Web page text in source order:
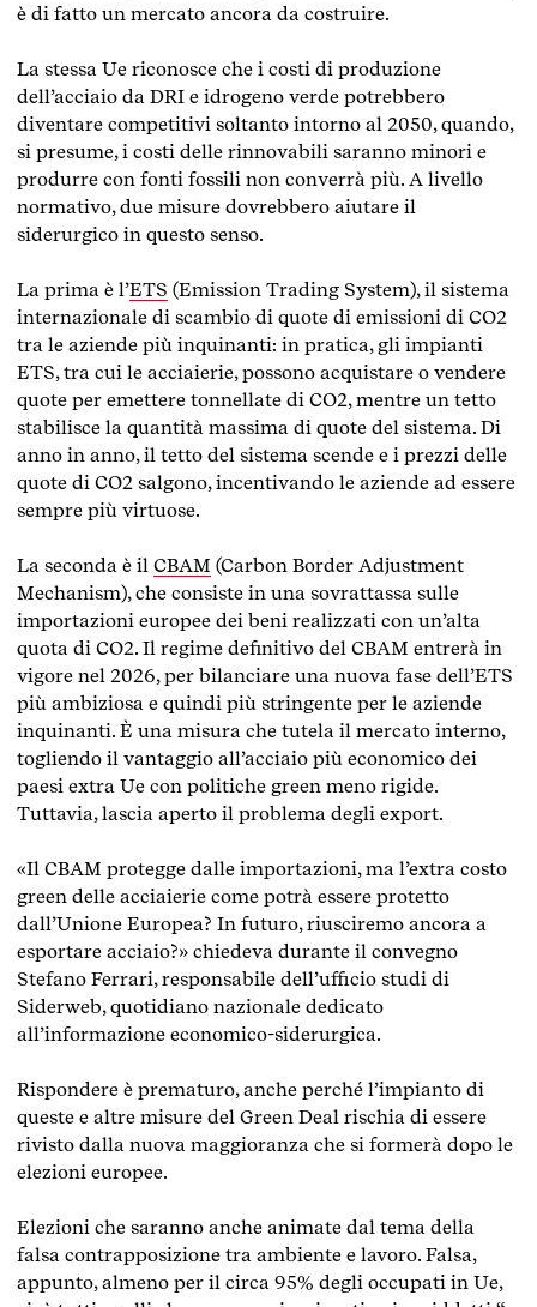
è di fatto un mercato ancora da costruire.
La stessa Ue riconosce che i costi di produzione
dell’acciaio da DRI e idrogeno verde potrebbero
diventare competitivi soltanto intorno al 2050, quando,
si presume, i costi delle rinnovabili saranno minori e
produrre con fonti fossili non converrà più. A livello
normativo, due misure dovrebbero aiutare il
siderurgico in questo senso.
La prima è l’ETS (Emission Trading System), il sistema
internazionale di scambio di quote di emissioni di CO2
tra le aziende più inquinanti: in pratica, gli impianti
ETS, tra cui le acciaierie, possono acquistare o vendere
quote per emettere tonnellate di CO2, mentre un tetto
stabilisce la quantità massima di quote del sistema. Di
anno in anno, il tetto del sistema scende e i prezzi delle
quote di CO2 salgono, incentivando le aziende ad essere
sempre più virtuose.
La seconda è il CBAM (Carbon Border Adjustment
Mechanism), che consiste in una sovrattassa sulle
importazioni europee dei beni realizzati con un’alta
quota di CO2. Il regime definitivo del CBAM entrerà in
vigore nel 2026, per bilanciare una nuova fase dell’ETS
più ambiziosa e quindi più stringente per le aziende
inquinanti. È una misura che tutela il mercato interno,
togliendo il vantaggio all’acciaio più economico dei
paesi extra Ue con politiche green meno rigide.
Tuttavia, lascia aperto il problema degli export.
«Il CBAM protegge dalle importazioni, ma l’extra costo
green delle acciaierie come potrà essere protetto
dall’Unione Europea? In futuro, riusciremo ancora a
esportare acciaio?» chiedeva durante il convegno
Stefano Ferrari, responsabile dell’ufficio studi di
Siderweb, quotidiano nazionale dedicato
all’informazione economico-siderurgica.
Rispondere è prematuro, anche perché l’impianto di
queste e altre misure del Green Deal rischia di essere
rivisto dalla nuova maggioranza che si formerà dopo le
elezioni europee.
Elezioni che saranno anche animate dal tema della
falsa contrapposizione tra ambiente e lavoro. Falsa,
appunto, almeno per il circa 95% degli occupati in Ue,